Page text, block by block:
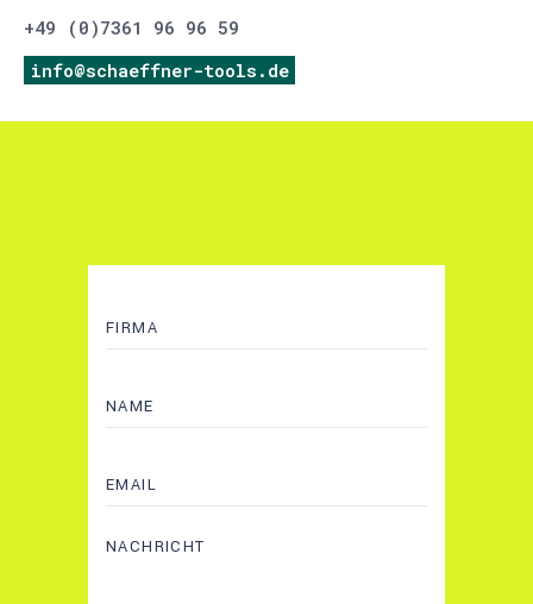
+49 (0)7361 96 96 59
info@schaeffner-tools.de